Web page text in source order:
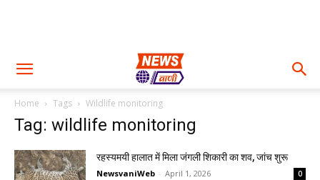
Home Tags Wildlife monitoring
Tag: wildlife monitoring
रहस्यमयी हालात में मिला जंगली शिकारी का शव, जांच शुरू
NewsvaniWeb - April 1, 2026 0